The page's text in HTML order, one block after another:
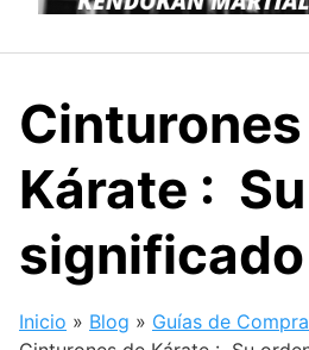
Kárate :
significado
Inicio » Blog » Guías de